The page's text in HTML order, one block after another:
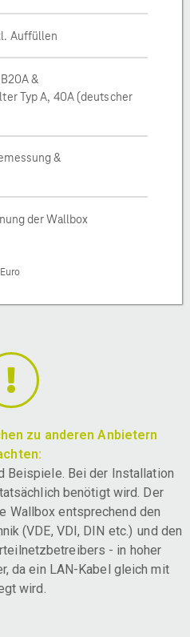
Auffüllen
&
Typ A, 40A (deutscher
&
der Wallbox
zu anderen Anbietern
Beispiele. Bei der Installation
benötigt wird. Der
Wallbox entsprechend den
(VDE, VDI, DIN etc.) und den
- in hoher
da ein LAN-Kabel gleich mit
wird.